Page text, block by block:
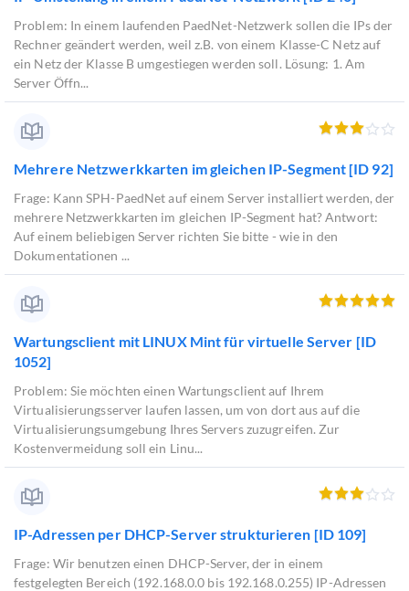
Problem: In einem laufenden PaedNet-Netzwerk sollen die IPs der
Rechner geändert werden, weil z.B. von einem Klasse-C Netz auf
ein Netz der Klasse B umgestiegen werden soll. Lösung: 1. Am
Server Öffn...
Mehrere Netzwerkkarten im gleichen IP-Segment [ID 92]
Frage: Kann SPH-PaedNet auf einem Server installiert werden, der
mehrere Netzwerkkarten im gleichen IP-Segment hat? Antwort:
Auf einem beliebigen Server richten Sie bitte - wie in den
Dokumentationen ...
Wartungsclient mit LINUX Mint für virtuelle Server [ID
1052]
Problem: Sie möchten einen Wartungsclient auf Ihrem
Virtualisierungsserver laufen lassen, um von dort aus auf die
Virtualisierungsumgebung Ihres Servers zuzugreifen. Zur
Kostenvermeidung soll ein Linu...
IP-Adressen per DHCP-Server strukturieren [ID 109]
Frage: Wir benutzen einen DHCP-Server, der in einem
festgelegten Bereich (192.168.0.0 bis 192.168.0.255) IP-Adressen